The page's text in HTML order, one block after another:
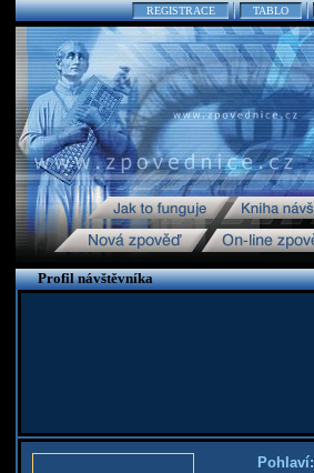
REGISTRACE TABLO
Profil návštěvníka
Pohlaví: